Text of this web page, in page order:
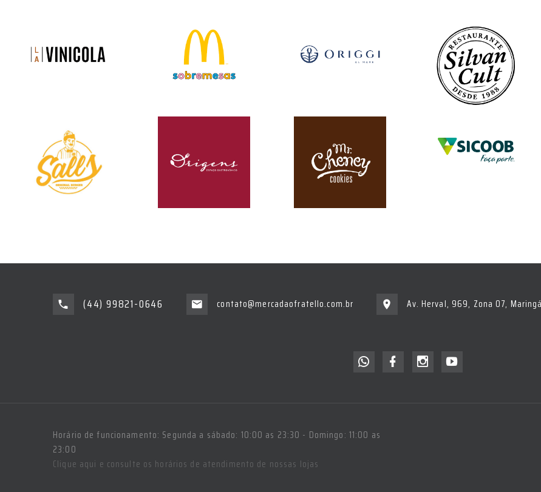
VEJA MAIS
VEJA MAIS
VEJA MAIS
VEJA MAIS
VEJA MAIS VEJA MAIS
VEJA MAIS
VEJA MAIS
(44) 99821-0646 contato@mercadaofratello.com.br Av. Herval, 969, Zona 07,
Horário de funcionamento: Segunda a sábado: 10:00 as 23:30 - Domingo: 11:00 as
23:00
Clique aqui e consulte os horários de atendimento de nossas lojas